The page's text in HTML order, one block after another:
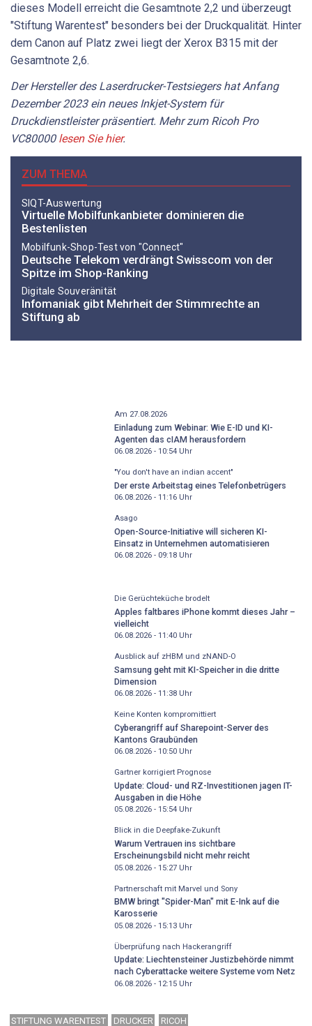
dieses Modell erreicht die Gesamtnote 2,2 und überzeugt
"Stiftung Warentest" besonders bei der Druckqualität. Hinter
dem Canon auf Platz zwei liegt der Xerox B315 mit der
Gesamtnote 2,6.
Der Hersteller des Laserdrucker-Testsiegers hat Anfang
Dezember 2023 ein neues Inkjet-System für
Druckdienstleister präsentiert. Mehr zum Ricoh Pro
VC80000 lesen Sie hier.
ZUM THEMA
SIQT-Auswertung
Virtuelle Mobilfunkanbieter dominieren die
Bestenlisten
Mobilfunk-Shop-Test von "Connect"
Deutsche Telekom verdrängt Swisscom von der
Spitze im Shop-Ranking
Digitale Souveränität
Infomaniak gibt Mehrheit der Stimmrechte an
Stiftung ab
Am 27.08.2026
Einladung zum Webinar: Wie E-ID und KI-
Agenten das cIAM herausfordern
06.08.2026 - 10:54Uhr
"You don't have an indian accent"
Der erste Arbeitstag eines Telefonbetrügers
06.08.2026 - 11:16Uhr
Asago
Open-Source-Initiative will sicheren KI-
Einsatz in Unternehmen automatisieren
06.08.2026 - 09:18Uhr
Die Gerüchteküche brodelt
Apples faltbares iPhone kommt dieses Jahr –
vielleicht
06.08.2026 - 11:40Uhr
Ausblick auf zHBM und zNAND-O
Samsung geht mit KI-Speicher in die dritte
Dimension
06.08.2026 - 11:38Uhr
Keine Konten kompromittiert
Cyberangriff auf Sharepoint-Server des
Kantons Graubünden
06.08.2026 - 10:50Uhr
Gartner korrigiert Prognose
Update: Cloud- und RZ-Investitionen jagen IT-
Ausgaben in die Höhe
05.08.2026 - 15:54Uhr
Blick in die Deepfake-Zukunft
Warum Vertrauen ins sichtbare
Erscheinungsbild nicht mehr reicht
05.08.2026 - 15:27Uhr
Partnerschaft mit Marvel und Sony
BMW bringt "Spider-Man" mit E-Ink auf die
Karosserie
05.08.2026 - 15:13Uhr
Überprüfung nach Hackerangriff
Update: Liechtensteiner Justizbehörde nimmt
nach Cyberattacke weitere Systeme vom Netz
06.08.2026 - 12:15Uhr
STIFTUNG WARENTEST DRUCKER RICOH